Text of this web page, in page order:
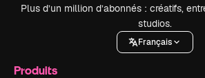
Plus d’un million d’abonnés : créatifs,
studios.
Français
Produits